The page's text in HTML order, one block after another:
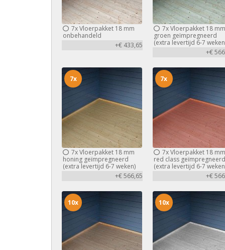
7xVloerpakket 18 mm
onbehandeld
+€ 433,65
7xVloerpakket 18 mm
groen geïmpregneerd
(extra levertijd 6-7
+€
7xVloerpakket 18 mm
honing geïmpregneerd
(extra levertijd 6-7 weken)
+€ 566,65
7x
7xVloerpakket 18 mm
red class geïmpregneerd
(extra levertijd 6-7
+€
7x
10x 10x